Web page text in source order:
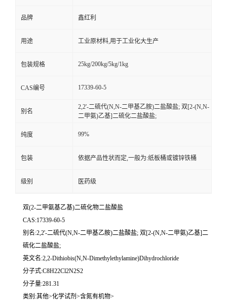
品牌 鑫红利
用途 工业原材料,用于工业化大生产
包装规格 25kg/200kg/5kg/1kg
CAS编号 17339-60-5
别名
2,2'-二硫代(N,N-二甲基乙胺)二盐酸盐; 双[2-(N,N-
二甲氨)乙基]二硫化二盐酸盐;
纯度 99%
包装 依据产品性状而定,一般为:纸板桶或镀锌铁桶
级别 医药级
双(2-二甲氨基乙基)二硫化物二盐酸盐
CAS:17339-60-5
别名:2,2'-二硫代(N,N-二甲基乙胺)二盐酸盐; 双[2-(N,N-二甲氨)乙基]二
硫化二盐酸盐;
英文名:2,2-Dithiobis(N,N-Dimethylethylamine)Dihydrochloride
分子式:C8H22Cl2N2S2
分子量:281.31
类别:其他>化学试剂>含氮有机物>